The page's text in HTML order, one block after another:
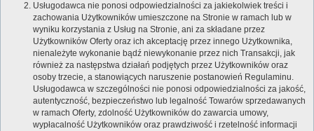
Usługodawca nie ponosi odpowiedzialności za jakiekolwiek treści i
zachowania Użytkowników umieszczone na Stronie w ramach lub w
wyniku korzystania z Usług na Stronie, ani za składane przez
Użytkowników Oferty oraz ich akceptację przez innego Użytkownika,
nienależyte wykonanie bądź niewykonanie przez nich Transakcji, jak
również za następstwa działań podjętych przez Użytkowników oraz
osoby trzecie, a stanowiących naruszenie postanowień Regulaminu.
Usługodawca w szczególności nie ponosi odpowiedzialności za jakość,
autentyczność, bezpieczeństwo lub legalność Towarów sprzedawanych
w ramach Oferty, zdolność Użytkowników do zawarcia umowy,
wypłacalność Użytkowników oraz prawdziwość i rzetelność informacji